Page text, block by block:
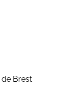
de Brest